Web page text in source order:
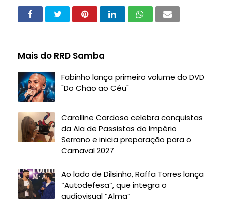
Mais do RRD Samba
Fabinho lança primeiro volume do DVD
"Do Chão ao Céu"
Carolline Cardoso celebra conquistas
da Ala de Passistas do Império
Serrano e inicia preparação para o
Carnaval 2027
Ao lado de Dilsinho, Raffa Torres lança
“Autodefesa”, que integra o
audiovisual “Alma”